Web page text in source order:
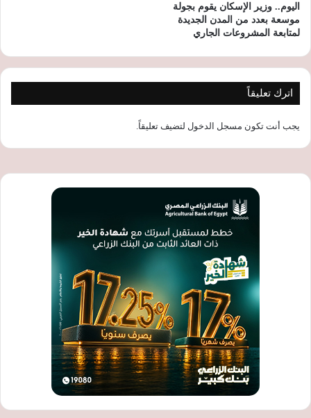
اليوم.. وزير الإسكان يقوم بجولة
موسعة بعدد من المدن الجديدة
لمتابعة المشروعات الجاري
اترك تعليقاً
يجب أنت تكون مسجل الدخول لتضيف تعليقاً.